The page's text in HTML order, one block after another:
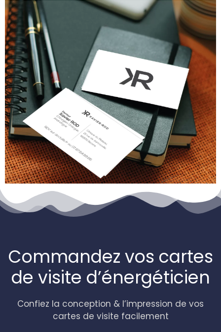
Commandez vos cartes
de visite d’énergéticien
Confiez la conception & l’impression de vos
cartes de visite facilement